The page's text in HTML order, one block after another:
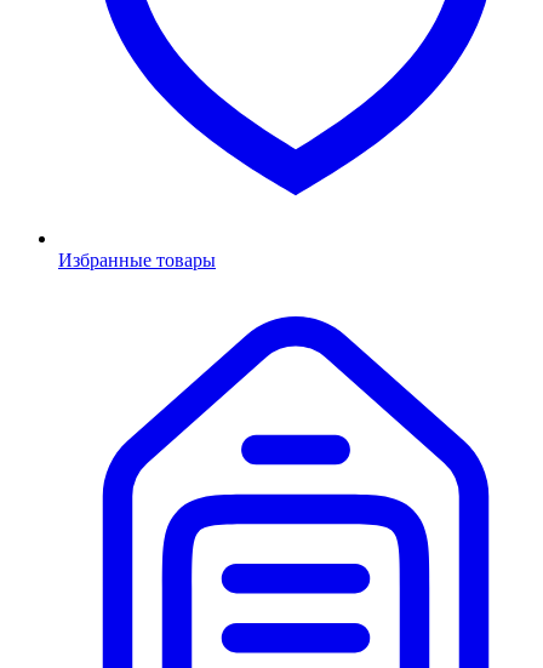
Избранные товары